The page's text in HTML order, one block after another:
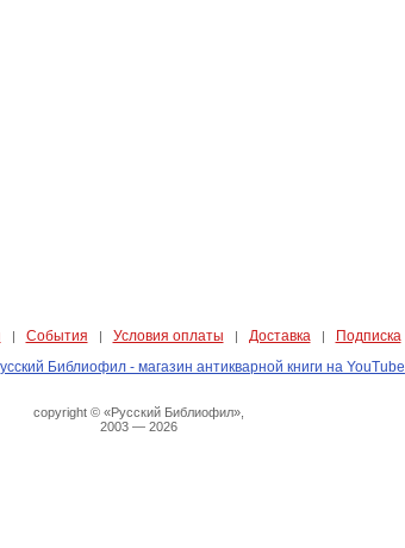
| События | Условия оплаты | Доставка | Подписка
Библиофил - магазин антикварной книги на YouTube
copyright © «Русский Библиофил»,
2003 — 2026